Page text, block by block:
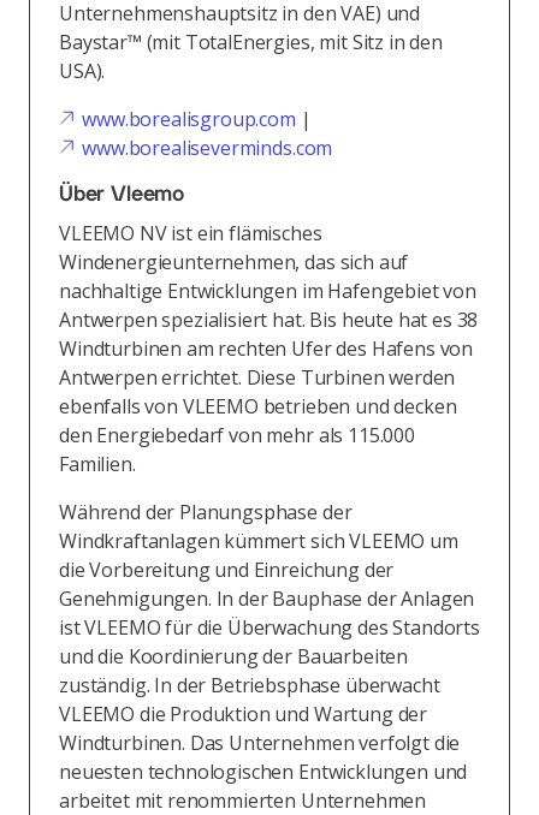
Unternehmenshauptsitz in den VAE) und
Baystar™ (mit TotalEnergies, mit Sitz in den
USA).
www.borealisgroup.com |
www.borealiseverminds.com
Über Vleemo
VLEEMO NV ist ein flämisches
Windenergieunternehmen, das sich auf
nachhaltige Entwicklungen im Hafengebiet von
Antwerpen spezialisiert hat. Bis heute hat es 38
Windturbinen am rechten Ufer des Hafens von
Antwerpen errichtet. Diese Turbinen werden
ebenfalls von VLEEMO betrieben und decken
den Energiebedarf von mehr als 115.000
Familien.
Während der Planungsphase der
Windkraftanlagen kümmert sich VLEEMO um
die Vorbereitung und Einreichung der
Genehmigungen. In der Bauphase der Anlagen
ist VLEEMO für die Überwachung des Standorts
und die Koordinierung der Bauarbeiten
zuständig. In der Betriebsphase überwacht
VLEEMO die Produktion und Wartung der
Windturbinen. Das Unternehmen verfolgt die
neuesten technologischen Entwicklungen und
arbeitet mit renommierten Unternehmen